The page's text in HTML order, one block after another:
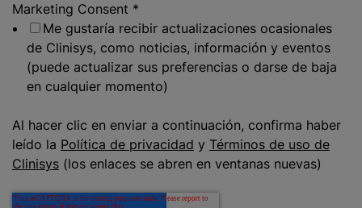
Marketing Consent *
Me gustaría recibir actualizaciones ocasionales
de Clinisys, como noticias, información y eventos
(puede actualizar sus preferencias o darse de baja
en cualquier momento)
Al hacer clic en enviar a continuación, confirma haber
leído la Política de privacidad y Términos de uso de
Clinisys (los enlaces se abren en ventanas nuevas)